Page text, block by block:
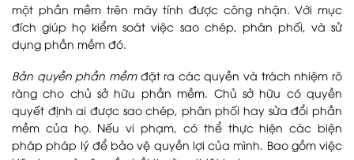
một phần mềm trên máy tính được công nhận. Với mục
đích giúp họ kiểm soát việc sao chép, phân phối, và sử
dụng phần mềm đó.
Bản quyền phần mềmđặt ra các quyền và trách nhiệm rõ
ràng cho chủ sở hữu phần mềm. Chủ sở hữu có quyền
quyết định ai được sao chép, phân phối hay sửa đổi phần
mềm của họ. Nếu vi phạm, có thể thực hiện các biện
pháp pháp lý để bảo vệ quyền lợi của mình. Bao gồm việc